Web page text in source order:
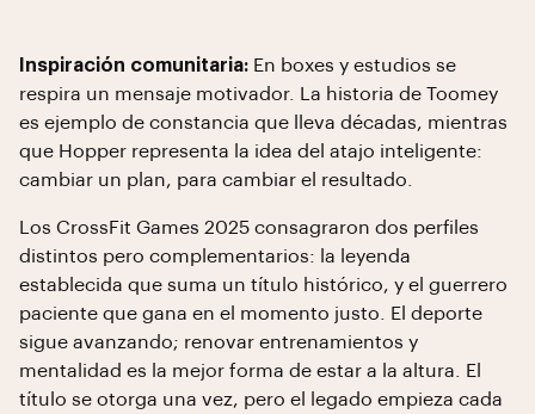
Inspiración comunitaria: En boxes y estudios se
respira un mensaje motivador. La historia de Toomey
es ejemplo de constancia que lleva décadas, mientras
que Hopper representa la idea del atajo inteligente:
cambiar un plan, para cambiar el resultado.
Los CrossFit Games 2025 consagraron dos perfiles
distintos pero complementarios: la leyenda
establecida que suma un título histórico, y el guerrero
paciente que gana en el momento justo. El deporte
sigue avanzando; renovar entrenamientos y
mentalidad es la mejor forma de estar a la altura. El
título se otorga una vez, pero el legado empieza cada